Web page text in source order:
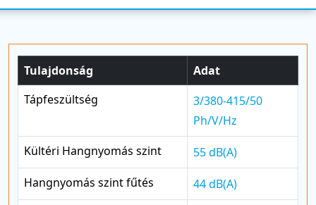
Tulajdonság
Adat
Tápfeszültség
3/380-415/50
Ph/V/Hz
Kültéri Hangnyomás szint
55 dB(A)
Hangnyomás szint fűtés
44 dB(A)